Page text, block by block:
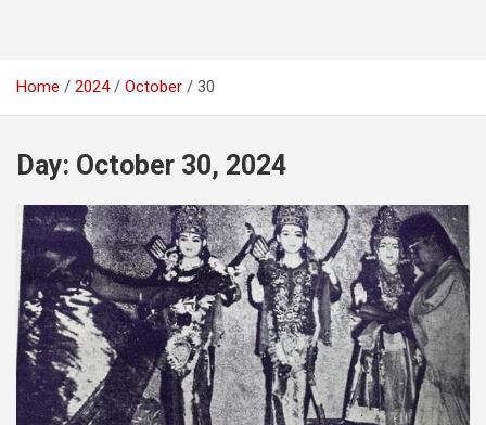
Home 2024 October 30
Day: October 30, 2024